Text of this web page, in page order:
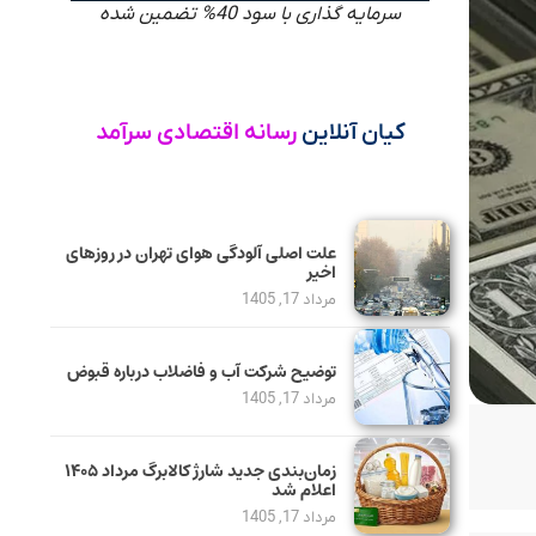
سرمایه گذاری با سود 40% تضمین شده
کیان آنلاین رسانه اقتصادی سرآمد
علت اصلی آلودگی هوای تهران در روزهای
اخیر
مرداد 17, 1405
توضیح شرکت آب و فاضلاب درباره قبوض
مرداد 17, 1405
زمان‌بندی جدید شارژ کالابرگ مرداد ۱۴۰۵
اعلام شد
مرداد 17, 1405